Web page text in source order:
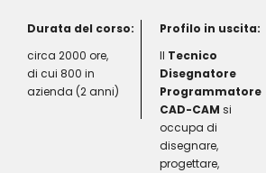
Durata del corso:
circa 2000 ore,
di cui 800 in
azienda (2 anni)
Profilo in uscita:
Il Tecnico
Disegnatore
Programmatore
CAD-CAM si
occupa di
disegnare,
progettare,